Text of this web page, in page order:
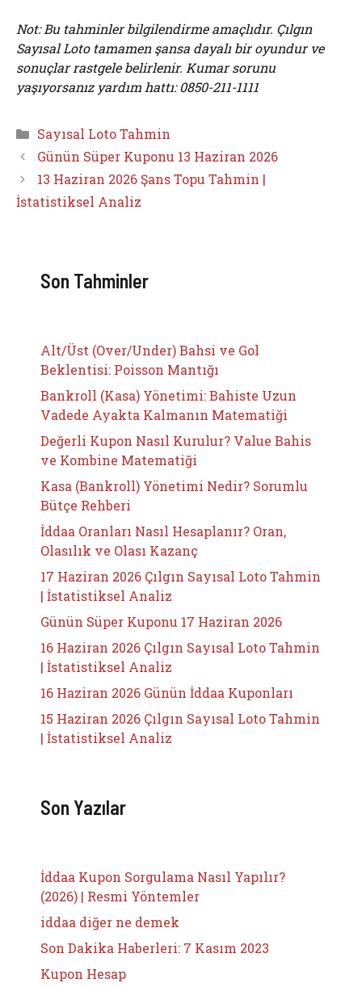
Not: Bu tahminler bilgilendirme amaçlıdır. Çılgın
Sayısal Loto tamamen şansa dayalı bir oyundur ve
sonuçlar rastgele belirlenir. Kumar sorunu
yaşıyorsanız yardım hattı: 0850-211-1111
Kategoriler
Sayısal Loto Tahmin
Günün Süper Kuponu 13 Haziran 2026
13 Haziran 2026 Şans Topu Tahmin |
İstatistiksel Analiz
Son Tahminler
Alt/Üst (Over/Under) Bahsi ve Gol
Beklentisi: Poisson Mantığı
Bankroll (Kasa) Yönetimi: Bahiste Uzun
Vadede Ayakta Kalmanın Matematiği
Değerli Kupon Nasıl Kurulur? Value Bahis
ve Kombine Matematiği
Kasa (Bankroll) Yönetimi Nedir? Sorumlu
Bütçe Rehberi
İddaa Oranları Nasıl Hesaplanır? Oran,
Olasılık ve Olası Kazanç
17 Haziran 2026 Çılgın Sayısal Loto Tahmin
| İstatistiksel Analiz
Günün Süper Kuponu 17 Haziran 2026
16 Haziran 2026 Çılgın Sayısal Loto Tahmin
| İstatistiksel Analiz
16 Haziran 2026 Günün İddaa Kuponları
15 Haziran 2026 Çılgın Sayısal Loto Tahmin
| İstatistiksel Analiz
Son Yazılar
İddaa Kupon Sorgulama Nasıl Yapılır?
(2026) | Resmi Yöntemler
iddaa diğer ne demek
Son Dakika Haberleri: 7 Kasım 2023
Kupon Hesap